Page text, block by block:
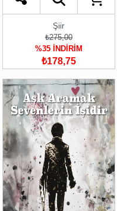
Şiir
₺275,00
%35 İNDİRİM
₺178,75